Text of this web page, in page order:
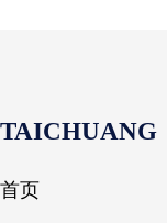
TAICHUANG
首页